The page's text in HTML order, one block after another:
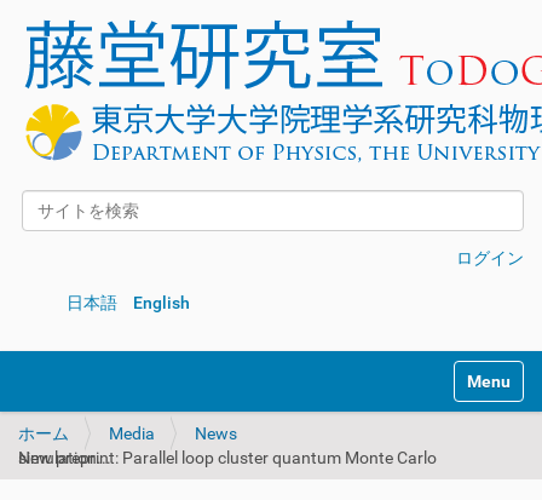
サイトを検索
ログイン
日本語 English
Toggle
ホーム Media
News
New preprint: Parallel loop cluster quantum Monte Carlo simulation...